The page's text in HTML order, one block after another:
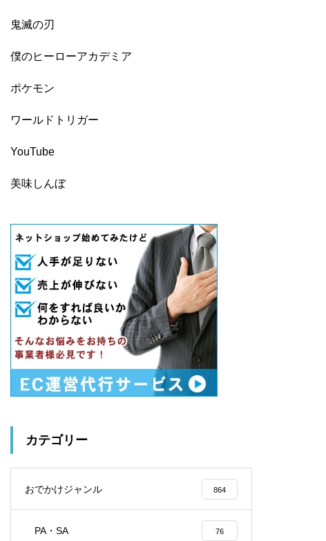
鬼滅の刃
僕のヒーローアカデミア
ポケモン
ワールドトリガー
YouTube
美味しんぼ
カテゴリー
おでかけジャンル 864
PA・SA 76